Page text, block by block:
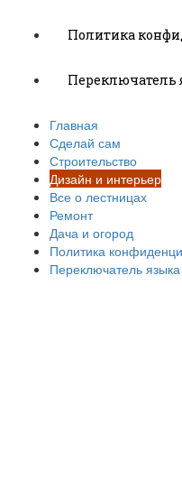
Политика
Переключатель
Главная
Сделай сам
Строительство
Дизайн и интерьер
Все о лестницах
Ремонт
Дача и огород
Политика
Переключатель языка